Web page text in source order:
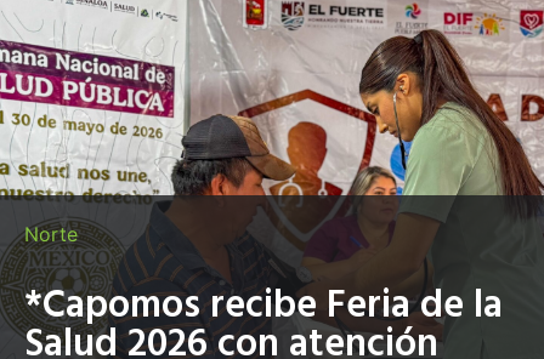
Norte
*Capomos recibe Feria de la
Salud 2026 con atención